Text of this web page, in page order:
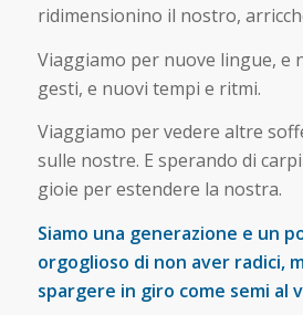
ridimensionino il nostro,
Viaggiamo per nuove lingue, e
gesti, e nuovi tempi e ritmi.
Viaggiamo per vedere altre
sulle nostre. E sperando di
gioie per estendere la nostra.
Siamo una generazione e un
orgoglioso di non aver radici,
spargere in giro come semi al